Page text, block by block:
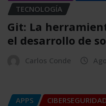
TECNOLOGÍA
Git: La
el desarrollo de
Carlos Conde
APPS